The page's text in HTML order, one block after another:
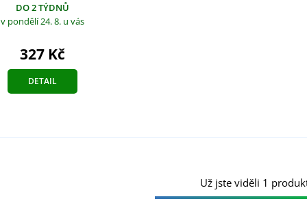
DO 2 TÝDNŮ
v pondělí 24. 8. u vás
327 Kč
DETAIL
Už jste viděli 1